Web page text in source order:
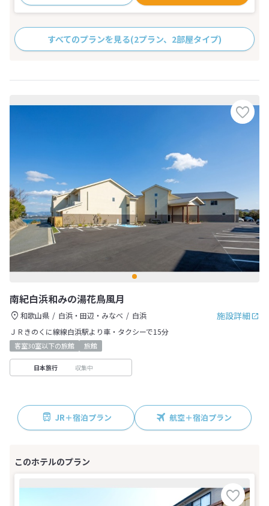
すべてのプランを見る(2プラン、2部屋タイプ)
南紀白浜和みの湯花鳥風月
施設詳細
和歌山県 白浜・田辺・みなべ
白浜
ＪＲきのくに線線白浜駅より車・タクシーで15分
客室30室以下の旅館 旅館
日本旅行 収集中
JR＋宿泊プラン 航空＋宿泊プラン